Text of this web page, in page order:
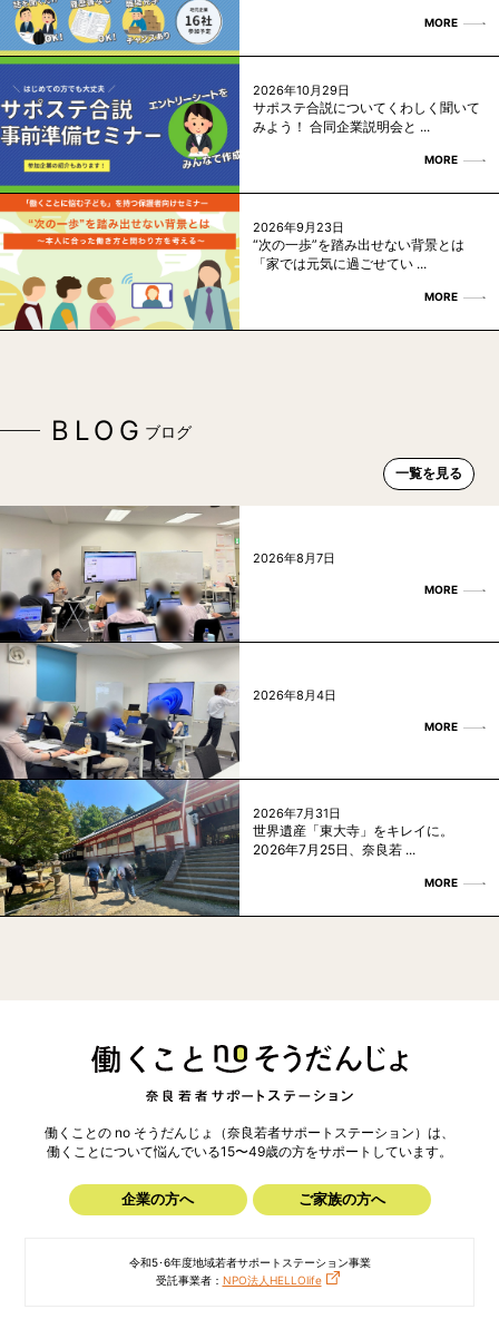
MORE
2026年10月29日
サポステ合説についてくわしく聞いて
みよう！ 合同企業説明会と ...
MORE
2026年9月23日
“次の一歩”を踏み出せない背景とは
「家では元気に過ごせてい ...
MORE
BLOG ブログ
一覧を見る
2026年8月7日
MORE
2026年8月4日
MORE
2026年7月31日
世界遺産「東大寺」をキレイに。
2026年7月25日、奈良若 ...
MORE
働くことの no そうだんじょ（奈良若者サポートステーション）は、
働くことについて悩んでいる15〜49歳の方をサポートしています。
企業の方へ ご家族の方へ
令和5･6年度地域若者サポートステーション事業
受託事業者： NPO法人HELLOlife